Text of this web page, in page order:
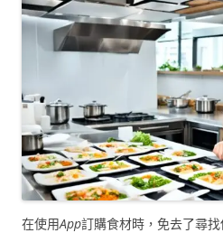
在使用App訂購食材時，免去了尋